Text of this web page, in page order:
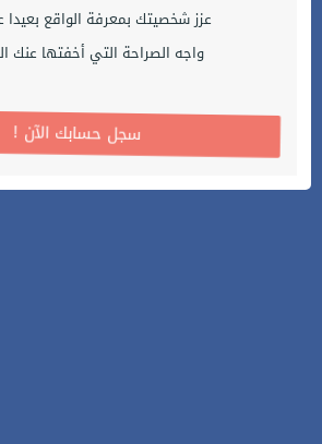
عزز شخصيتك بمعرفة الواقع بعيدا
واجه الصراحة التي أخفتها عنك
! سجل حسابك الآن